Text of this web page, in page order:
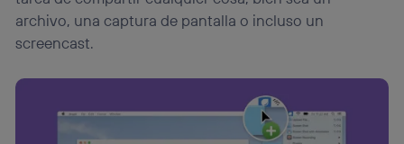
archivo, una captura de pantalla o incluso un
screencast.
Este identificador se asigna a la conexión de internet, por
lo que cualquier persona que conecte su dispositivo y
consienta el uso de la tecnología recibirá el mismo
Si utilizas unaconexión de banda ancha(p. ej., Wi-Fi),
el marketing o análisis se realizará en función de las
actividades de navegación de los miembros del hogar
que hayan dado su consentimiento.